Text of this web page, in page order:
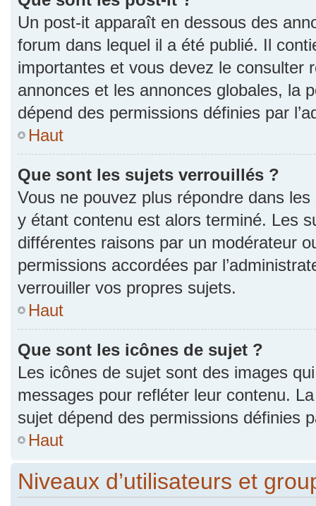
Un post-it apparaît en dessous des
forum dans lequel il a été publié. Il
importantes et vous devez le consulter
annonces et les annonces globales, la
dépend des permissions définies par
Haut
Que sont les sujets verrouillés ?
Vous ne pouvez plus répondre dans
y étant contenu est alors terminé. Les
différentes raisons par un modérateur
permissions accordées par
verrouiller vos propres sujets.
Haut
Que sont les icônes de sujet ?
Les icônes de sujet sont des images
messages pour refléter leur contenu.
sujet dépend des permissions définies
Haut
Niveaux d’utilisateurs et